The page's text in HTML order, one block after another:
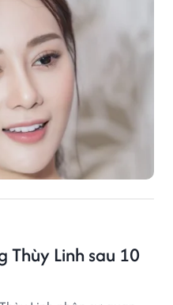
Thùy Linh sau 10